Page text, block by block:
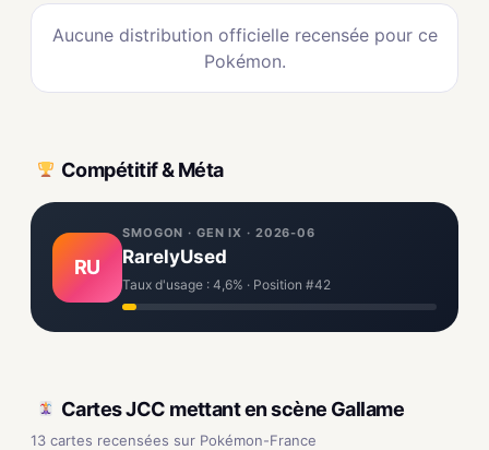
Aucune distribution officielle recensée pour ce
Pokémon.
Compétitif & Méta
RU
SMOGON · GEN IX · 2026-06
RarelyUsed
Taux d'usage : 4,6% · Position #42
Cartes JCC mettant en scène Gallame
13 cartes recensées sur Pokémon-France